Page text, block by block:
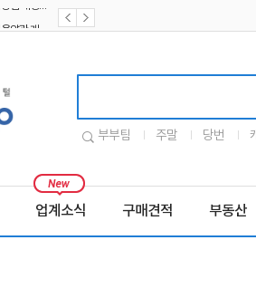
부부팀 주말 당번
업계소식 구매견적 부동산